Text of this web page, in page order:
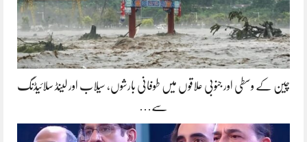
چین کے وسطی اور جنوبی علاقوں میں طوفانی بارشوں، سیلاب اور لینڈ سلائیڈنگ
سے…